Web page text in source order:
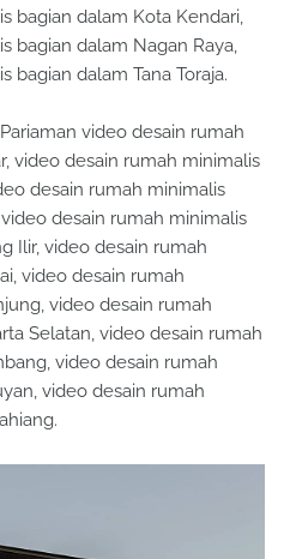
bagian dalam Kota Kendari,
bagian dalam Nagan Raya,
bagian dalam Tana Toraja.
video desain rumah
video desain rumah minimalis
desain rumah minimalis
desain rumah minimalis
Ilir, video desain rumah
video desain rumah
video desain rumah
Selatan, video desain rumah
video desain rumah
video desain rumah